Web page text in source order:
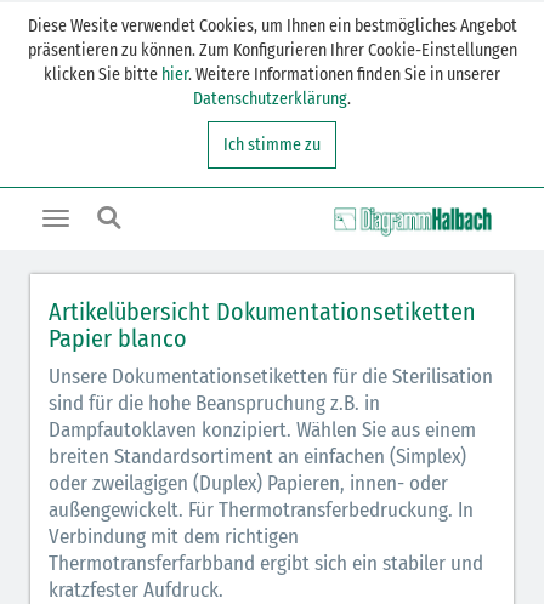
Diese Wesite verwendet Cookies, um Ihnen ein bestmögliches Angebot
präsentieren zu können. Zum Konfigurieren Ihrer Cookie-Einstellungen
klicken Sie bitte hier. Weitere Informationen finden Sie in unserer
Datenschutzerklärung.
Ich stimme zu
Toggle
Artikelübersicht Dokumentationsetiketten
Papier blanco
Unsere Dokumentationsetiketten für die Sterilisation
sind für die hohe Beanspruchung z.B. in
Dampfautoklaven konzipiert. Wählen Sie aus einem
breiten Standardsortiment an einfachen (Simplex)
oder zweilagigen (Duplex) Papieren, innen- oder
außengewickelt. Für Thermotransferbedruckung. In
Verbindung mit dem richtigen
Thermotransferfarbband ergibt sich ein stabiler und
kratzfester Aufdruck.